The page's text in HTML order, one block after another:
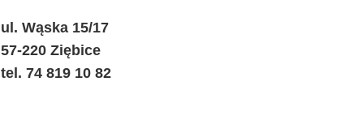
ul. Wąska 15/17
57-220 Ziębice
tel. 74 819 10 82